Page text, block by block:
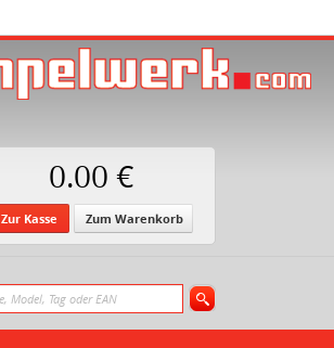
0.00 €
Zur Kasse Zum Warenkorb